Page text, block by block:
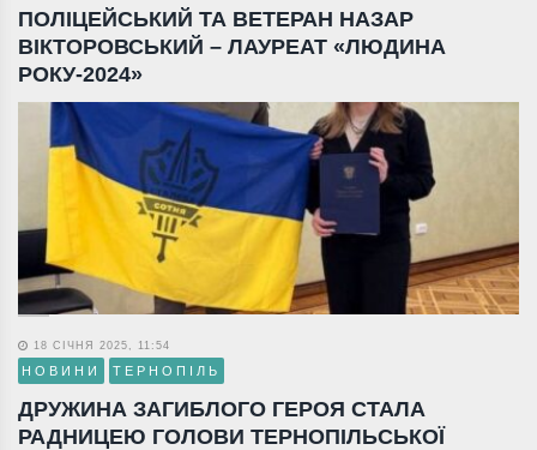
ПОЛІЦЕЙСЬКИЙ ТА ВЕТЕРАН НАЗАР
ВІКТОРОВСЬКИЙ – ЛАУРЕАТ «ЛЮДИНА
РОКУ-2024»
18 СІЧНЯ 2025, 11:54
НОВИНИ ТЕРНОПІЛЬ
ДРУЖИНА ЗАГИБЛОГО ГЕРОЯ СТАЛА
РАДНИЦЕЮ ГОЛОВИ ТЕРНОПІЛЬСЬКОЇ